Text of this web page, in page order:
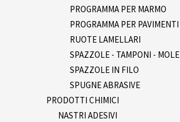
PROGRAMMA PER MARMO
PROGRAMMA PER PAVIMENTI
RUOTE LAMELLARI
SPAZZOLE - TAMPONI - MOLE
SPAZZOLE IN FILO
SPUGNE ABRASIVE
PRODOTTI CHIMICI
NASTRI ADESIVI